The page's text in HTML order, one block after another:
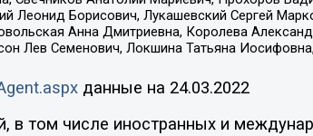
Леонид Борисович, Лукашевский Сергей
Анна Дмитриевна, Королева
Лев Семенович, Локшина Татьяна
данные на 24.03.2022
том числе иностранных и